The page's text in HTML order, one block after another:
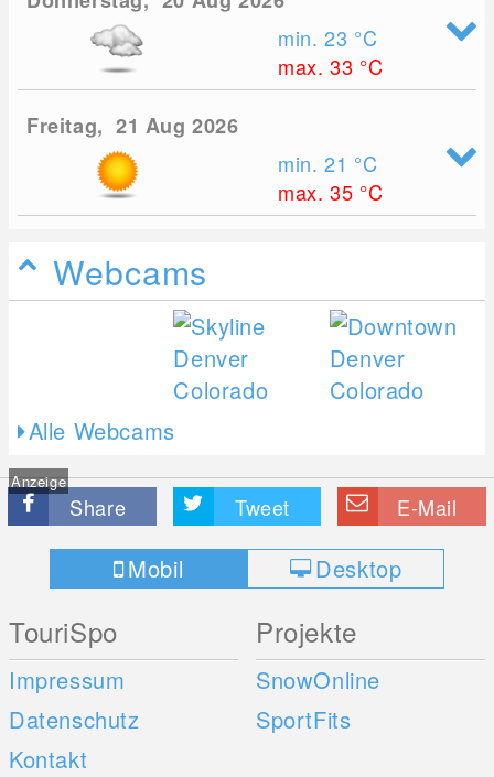
min. 23 °C
max. 33 °C
Freitag, 21 Aug 2026
min. 21 °C
max. 35 °C
Webcams
Alle Webcams
Anzeige
Share Tweet E-Mail
Mobil Desktop
TouriSpo
Impressum
Datenschutz
Kontakt
Projekte
SnowOnline
SportFits